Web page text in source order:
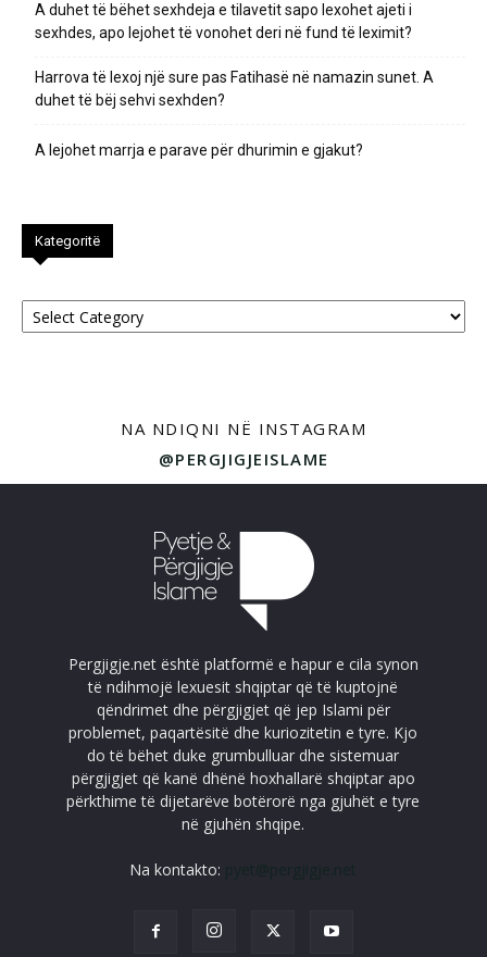
A duhet të bëhet sexhdeja e tilavetit sapo lexohet ajeti i
sexhdes, apo lejohet të vonohet deri në fund të leximit?
Harrova të lexoj një sure pas Fatihasë në namazin sunet. A
duhet të bëj sehvi sexhden?
A lejohet marrja e parave për dhurimin e gjakut?
Kategoritë
Kategoritë
NA NDIQNI NË INSTAGRAM
@PERGJIGJEISLAME
Pergjigje.net është platformë e hapur e cila synon
të ndihmojë lexuesit shqiptar që të kuptojnë
qëndrimet dhe përgjigjet që jep Islami për
problemet, paqartësitë dhe kuriozitetin e tyre. Kjo
do të bëhet duke grumbulluar dhe sistemuar
përgjigjet që kanë dhënë hoxhallarë shqiptar apo
përkthime të dijetarëve botërorë nga gjuhët e tyre
në gjuhën shqipe.
Na kontakto: